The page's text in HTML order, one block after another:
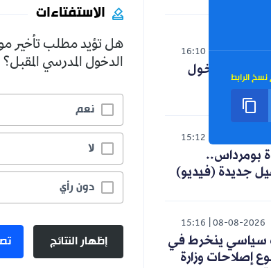
16:10
15:16
في
وزارة
الاستفتاءات
هل تؤيد مطلب تأخير موعد
الدخول المدرسي المقبل؟
إظهار النتائج تصويت